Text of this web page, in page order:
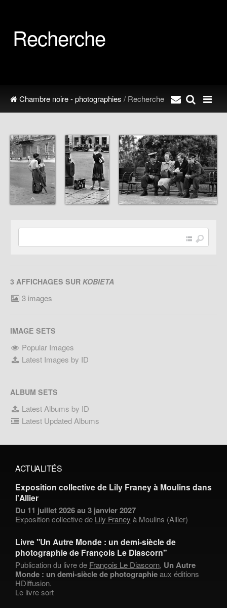
Recherche
Chambre noire - photographies / Recherche
3 AFFICHAGES SUR KOBIETA
3 images
IMAGE SETS
Popular Images
Latest Images by ID
ALBUM SETS
Latest Albums by ID
Latest Updated Albums
ACTUALITÉS
Exposition collective de Lily Franey à Moulins dans
l'Allier
Du 11 juillet 2026 au 3 janvier 2027
Exposition collective de Lily Franey à Moulins (Allier)
Livre "Un Autre Monde : un demi-siècle de
photographie de François Le Diascorn"
Publication du livre de François Le Diascorn, Un Autre
Monde : un demi-siècle de photographieaux éditions
HDiffusion.
Le livre sort